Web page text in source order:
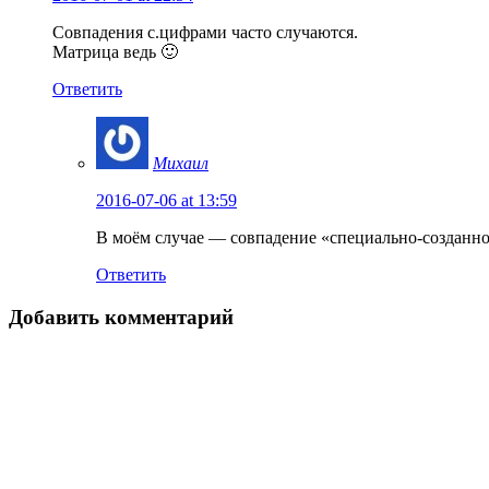
Совпадения с.цифрами часто случаются.
Матрица ведь 🙂
Ответить
Михаил
2016-07-06 at 13:59
В моём случае — совпадение «специально-
Ответить
Добавить комментарий